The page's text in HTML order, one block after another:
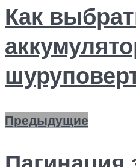
Как
Предыдущие